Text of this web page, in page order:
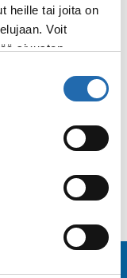
heille tai joita on
Voit
sivuston